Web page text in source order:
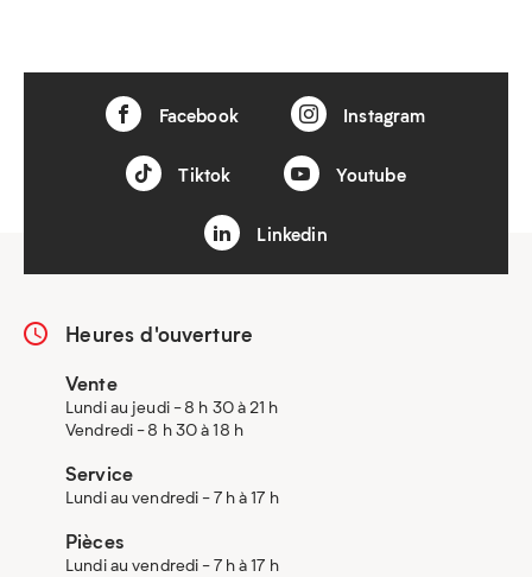
Facebook Instagram
Tiktok Youtube
Linkedin
Heures d'ouverture
Vente
Lundi au jeudi - 8 h 30 à 21 h
Vendredi - 8 h 30 à 18 h
Service
Lundi au vendredi - 7 h à 17 h
Pièces
Lundi au vendredi - 7 h à 17 h